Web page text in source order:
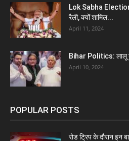
Lok Sabha Election
रैली, क्यों शामिल...
April 11, 2024
Bihar Politics: लालू
April 10, 2024
POPULAR POSTS
रोड ट्रिप के दौरान इन